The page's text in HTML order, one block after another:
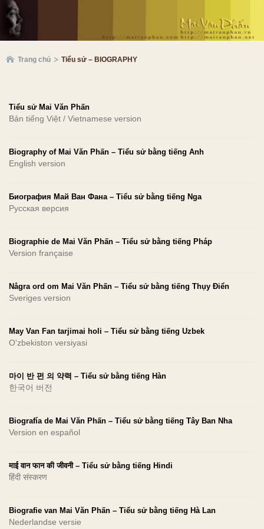
Trang chủ Tiểu sử – BIOGRAPHY
Tiểu sử Mai Văn Phấn
Bản tiếng Việt / Vietnamese version
Biography of Mai Văn Phấn – Tiểu sử bằng tiếng Anh
English version
Биография Май Ван Фана – Tiểu sử bằng tiếng Nga
Русская версия
Biographie de Mai Văn Phấn – Tiểu sử bằng tiếng Pháp
Version française
Några ord om Mai Văn Phấn – Tiểu sử bằng tiếng Thụy Điển
Sveriges version
May Van Fan tarjimai holi – Tiểu sử bằng tiếng Uzbek
O'zbekiston versiyasi
마이 반 펀 의 약력 – Tiểu sử bằng tiếng Hàn
한국어 버전
Biografía de Mai Văn Phấn – Tiểu sử bằng tiếng Tây Ban Nha
Version en español
माई वान फान की जीवनी – Tiểu sử bằng tiếng Hindi
हिंदी संस्करण
Biografie van Mai Văn Phấn – Tiểu sử bằng tiếng Hà Lan
Nederlandse versie